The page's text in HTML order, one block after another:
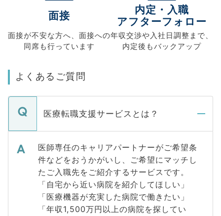
面接
面接が不安な方へ、 面接への
同席も行っています
内定・入職
アフターフォロー
年収交渉や入社日調整まで、
内定後もバックアップ
よくあるご質問
医療転職支援サービスとは？
医師専任のキャリアパートナーがご希望条
件などをおうかがいし、ご希望にマッチし
たご入職先をご紹介するサービスです。
「自宅から近い病院を紹介してほしい」
「医療機器が充実した病院で働きたい」
「年収1,500万円以上の病院を探してい